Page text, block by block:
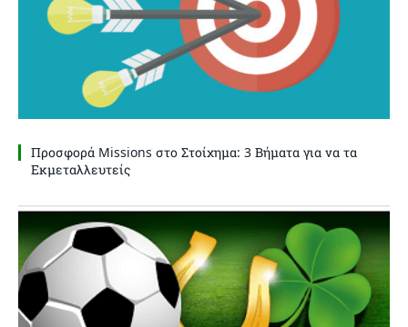
Προσφορά Missions στο Στοίχημα: 3 Βήματα για να τα
Εκμεταλλευτείς